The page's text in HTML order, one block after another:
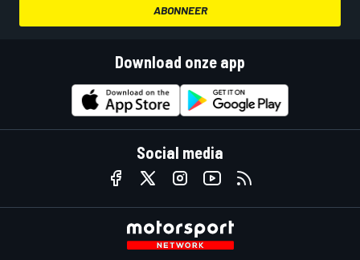
ABONNEER
Download onze app
Social media